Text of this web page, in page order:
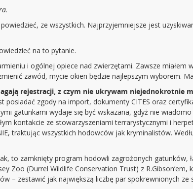
.
ze wszystkich. Najprzyjemniejsze jest
na to pytanie.
i ogólnej opiece nad zwierzętami. Zawsze miałem
zawód, mycie okien będzie najlepszym wyborem.
rejestracji, z czym nie ukrywam niejednokrotnie
zgody na import, dokumenty CITES oraz
gatunkami wydaje się być wskazana, gdyż nie
kontakcie ze stowarzyszeniami terrarystycznymi i
traktując wszystkich hodowców jak kryminalistów.
to zamknięty program hodowli zagrożonych gatunków,
Zoo (Durrel Wildlife Conservation Trust) z R.Gibson’em,
– zestawić jak największą liczbę par spokrewnionych